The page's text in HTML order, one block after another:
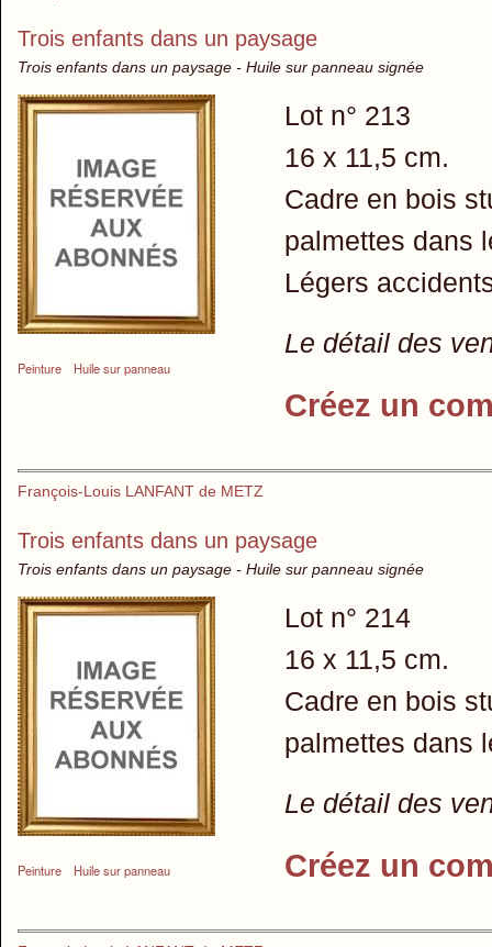
Trois enfants dans un paysage
Trois enfants dans un paysage - Huile sur panneau signée
Peinture Huile sur panneau
Lot n° 213
16 x 11,5 cm.
Cadre en bois
palmettes dans
Légers
Le détail des
Créez un
François-Louis LANFANT de METZ
Trois enfants dans un paysage
Trois enfants dans un paysage - Huile sur panneau signée
Peinture Huile sur panneau
Lot n° 214
16 x 11,5 cm.
Cadre en bois
palmettes dans
Le détail des
Créez un